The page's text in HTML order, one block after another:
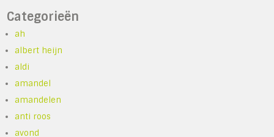
Categorieën
ah
albert heijn
aldi
amandel
amandelen
anti roos
avond